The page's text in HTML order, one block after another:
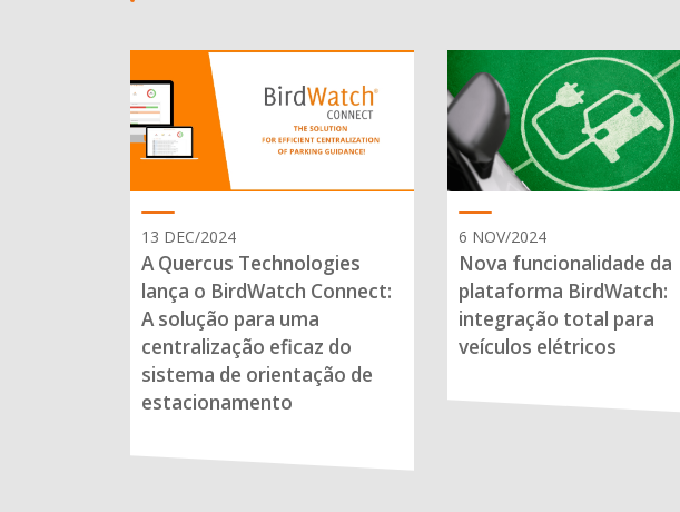
13 DEC/2024
A Quercus Technologies
lança o BirdWatch Connect:
A solução para uma
centralização eficaz do
sistema de orientação de
estacionamento
6 NOV/2024
Nova funcionalidade da
plataforma BirdWatch:
integração total para
veículos elétricos